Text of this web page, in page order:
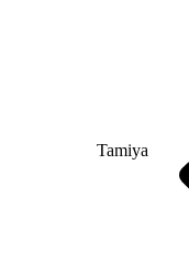
Tamiya